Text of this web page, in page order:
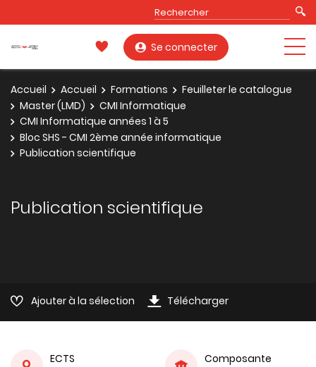
Se connecter
Accueil Accueil Formations
Feuilleter le catalogue
Master (LMD)
CMI Informatique
CMI Informatique années 1 à 5
Bloc SHS - CMI 2ème année informatique
Publication scientifique
Publication scientifique
Ajouter à la sélection Télécharger
ECTS
Composante